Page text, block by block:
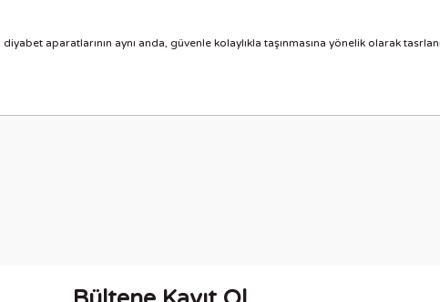
aparatlarının aynı anda, güvenle kolaylıkla taşınmasına yönelik olarak